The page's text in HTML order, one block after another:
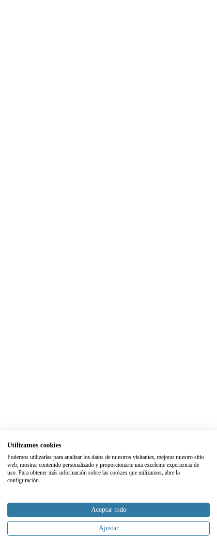
Utilizamos cookies
Podemos utilizarlas para analizar los datos de nuestros visitantes, mejorar nuestro sitio
web, mostrar contenido personalizado y proporcionarte una excelente experiencia de
uso. Para obtener más información sobre las cookies que utilizamos, abre la
configuración.
Aceptar todo
Ajustar